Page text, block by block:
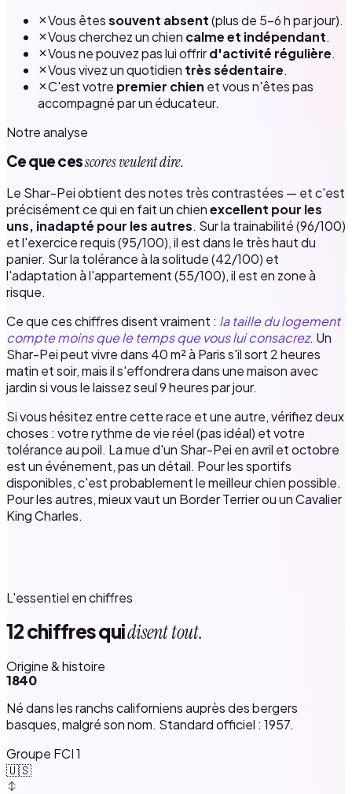
Vous êtessouvent absent(plus de 5–6 h par jour).
Vous cherchez un chien calme et indépendant.
Vous ne pouvez pas lui offrird'activité régulière.
Vous vivez un quotidien très sédentaire.
C'est votre premier chien et vous n'êtes pas
accompagné par un éducateur.
Notre analyse
Ce que cesscores veulent dire.
Le Shar-Pei obtient des notes très contrastées — et c'est
précisément ce qui en fait un chienexcellent pour les
uns, inadapté pour les autres. Sur la trainabilité (96/100)
et l'exercice requis (95/100), il est dans le très haut du
panier. Sur la tolérance à la solitude (42/100) et
l'adaptation à l'appartement (55/100), il est en zone à
risque.
Ce que ces chiffres disent vraiment : la taille du logement
compte moins que le temps que vous lui consacrez. Un
Shar-Pei peut vivre dans 40 m² à Paris s'il sort 2 heures
matin et soir, mais il s'effondrera dans une maison avec
jardin si vous le laissez seul 9 heures par jour.
Si vous hésitez entre cette race et une autre, vérifiez deux
choses : votre rythme de vie réel (pas idéal) et votre
tolérance au poil. La mue d'un Shar-Pei en avril et octobre
est un événement, pas un détail. Pour les sportifs
disponibles, c'est probablement le meilleur chien possible.
Pour les autres, mieux vaut un Border Terrier ou un Cavalier
King Charles.
L'essentiel en chiffres
12 chiffres quidisent tout.
Origine & histoire
1840
Né dans les ranchs californiens auprès des bergers
basques, malgré son nom. Standard officiel : 1957.
Groupe FCI 1
🇺🇸